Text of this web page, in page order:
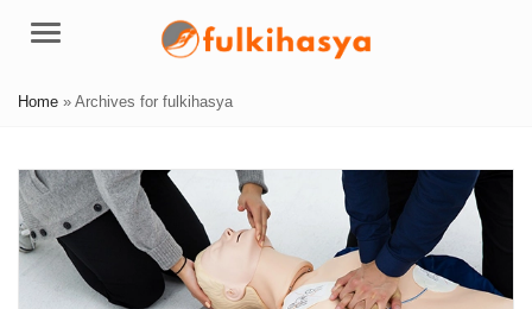
Menu
Home » Archives for fulkihasya